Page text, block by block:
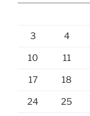
3 4
10 11
17 18
24 25